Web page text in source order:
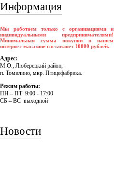
Информация
Мы работаем только с организациями и
индивидуальными предпринимателями!
Минимальная сумма покупки в нашем
интернет-магазине составляет 10000 рублей.
Адрес:
М.О., Люберецкий район,
п. Томилино, мкр. Птицефабрика.
Режим работы:
ПH – ПT 9:00 - 17:00
CБ – BC выходной
Новости